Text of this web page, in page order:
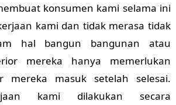
konsumen kami selama ini
kami dan tidak merasa tidak
hal bangun bangunan atau
mereka hanya memerlukan
mereka masuk setelah selesai.
kami dilakukan secara